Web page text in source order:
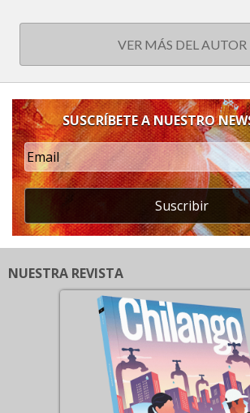
VER MÁS DEL AUTOR
SUSCRÍBETE A NUESTRO
Suscribir
NUESTRA REVISTA